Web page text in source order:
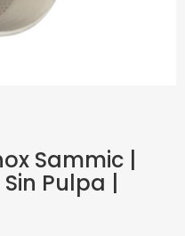
Sammic |
Pulpa |